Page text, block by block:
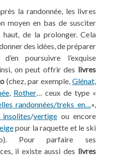
la randonnée, les livres
moyen en bas de susciter
haut, de la prolonger. Cela
des idées, de préparer
poursuivre l’exquise
on peut offrir des livres
(chez, par exemple, Glénat,
, Rother… ceux de type «
randonnées/treks en… »,
insolites/vertige ou encore
pour la raquette et le ski
Pour parfaire ses
il existe aussi des livres